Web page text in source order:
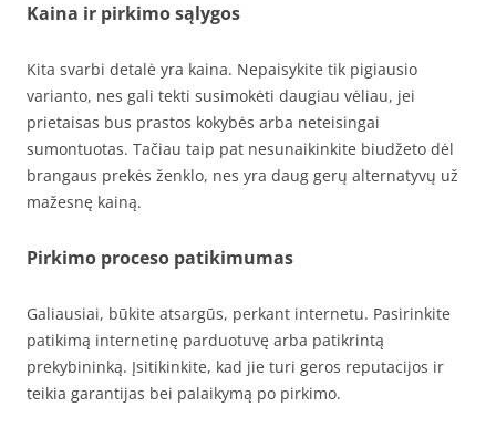
Kaina ir pirkimo sąlygos
Kita svarbi detalė yra kaina. Nepaisykite tik pigiausio
varianto, nes gali tekti susimokėti daugiau vėliau, jei
prietaisas bus prastos kokybės arba neteisingai
sumontuotas. Tačiau taip pat nesunaikinkite biudžeto dėl
brangaus prekės ženklo, nes yra daug gerų alternatyvų už
mažesnę kainą.
Pirkimo proceso patikimumas
Galiausiai, būkite atsargūs, perkant internetu. Pasirinkite
patikimą internetinę parduotuvę arba patikrintą
prekybininką. Įsitikinkite, kad jie turi geros reputacijos ir
teikia garantijas bei palaikymą po pirkimo.